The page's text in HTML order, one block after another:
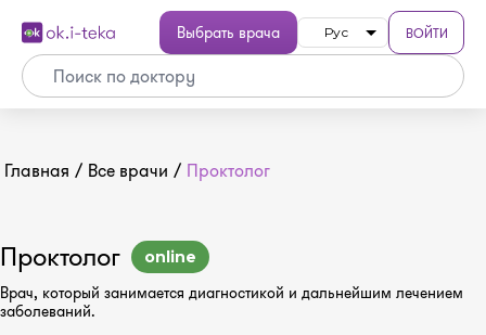
Выбрать врача Рус ВОЙТИ
Главная / Все врачи / Проктолог
Проктолог online
Врач, который занимается диагностикой и дальнейшим лечением
заболеваний.